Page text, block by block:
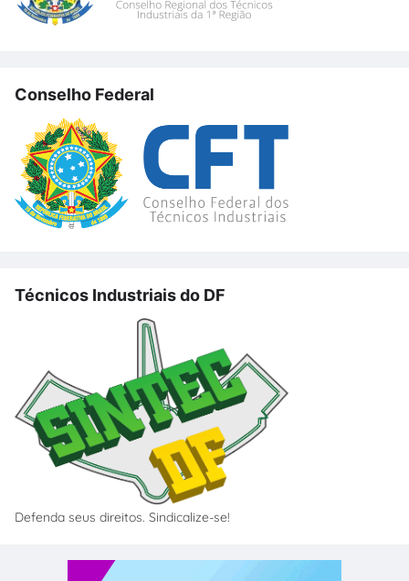
Conselho Federal
Técnicos Industriais do DF
Defenda seus direitos. Sindicalize-se!